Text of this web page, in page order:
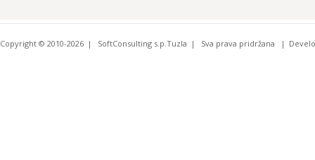
Copyright © 2010-2026 SoftConsulting s.p.Tuzla Sva prava pridržana